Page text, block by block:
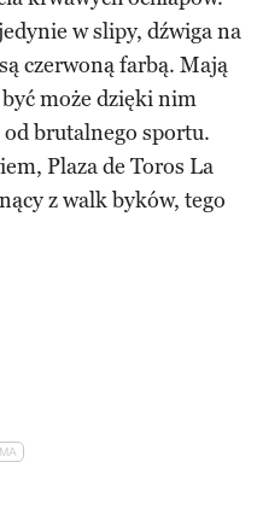
w slipy, dźwiga na
czerwoną farbą. Mają
może dzięki nim
brutalnego sportu.
Plaza de Toros La
z walk byków, tego